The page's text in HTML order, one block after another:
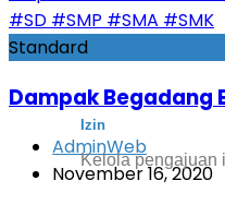
Izin
Kelola pengajuan
Standard
Dampak Begadang
AdminWeb
November 16, 2020